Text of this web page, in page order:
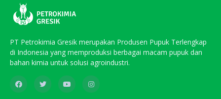
PT Petrokimia Gresik merupakan Produsen Pupuk Terlengkap
di Indonesia yang memproduksi berbagai macam pupuk dan
bahan kimia untuk solusi agroindustri.